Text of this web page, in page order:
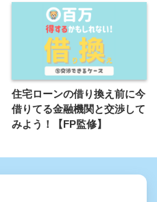
住宅ローンの借り換え前に今
借りてる金融機関と交渉して
みよう！【FP監修】